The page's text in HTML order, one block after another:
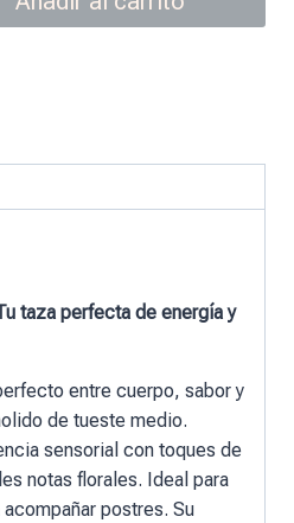
taza perfecta de energía y
entre cuerpo, sabor y
de tueste medio.
sensorial con toques de
notas florales. Ideal para
postres. Su